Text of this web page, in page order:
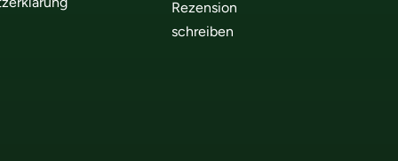
Rezension
schreiben